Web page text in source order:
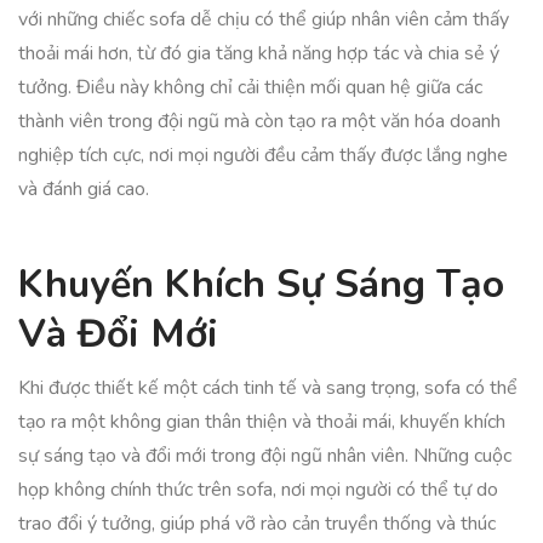
với những chiếc sofa dễ chịu có thể giúp nhân viên cảm thấy
thoải mái hơn, từ đó gia tăng khả năng hợp tác và chia sẻ ý
tưởng. Điều này không chỉ cải thiện mối quan hệ giữa các
thành viên trong đội ngũ mà còn tạo ra một văn hóa doanh
nghiệp tích cực, nơi mọi người đều cảm thấy được lắng nghe
và đánh giá cao.
Khuyến Khích Sự Sáng Tạo
Và Đổi Mới
Khi được thiết kế một cách tinh tế và sang trọng, sofa có thể
tạo ra một không gian thân thiện và thoải mái, khuyến khích
sự sáng tạo và đổi mới trong đội ngũ nhân viên. Những cuộc
họp không chính thức trên sofa, nơi mọi người có thể tự do
trao đổi ý tưởng, giúp phá vỡ rào cản truyền thống và thúc